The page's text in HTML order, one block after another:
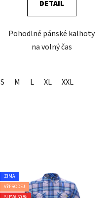
DETAIL
Pohodlné pánské kalhoty
na volný čas
S M L XL XXL
ZIMA
VÝPRODEJ